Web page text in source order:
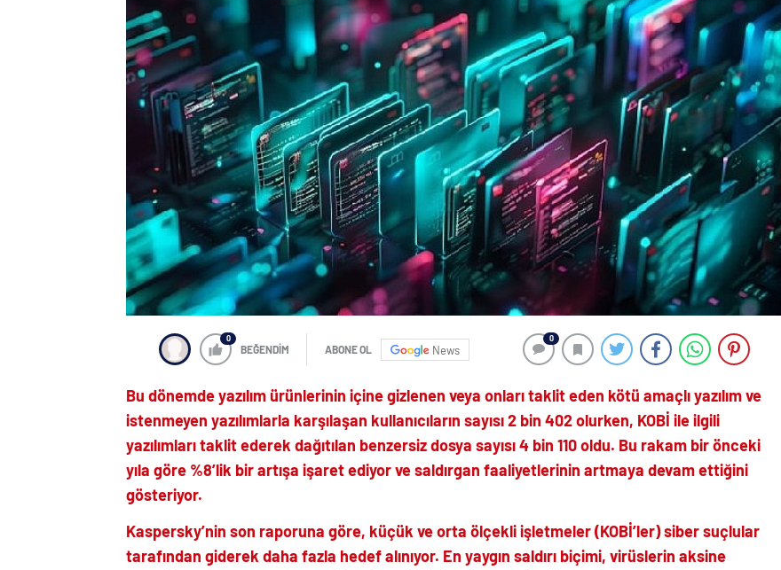
0
BEĞENDİM ABONE OL News
0
Bu dönemde yazılım ürünlerinin içine gizlenen veya onları taklit eden kötü amaçlı yazılım ve
istenmeyen yazılımlarla karşılaşan kullanıcıların sayısı 2 bin 402 olurken, KOBİ ile ilgili
yazılımları taklit ederek dağıtılan benzersiz dosya sayısı 4 bin 110 oldu. Bu rakam bir önceki
yıla göre %8’lik bir artışa işaret ediyor ve saldırgan faaliyetlerinin artmaya devam ettiğini
gösteriyor.
Kaspersky’nin son raporuna göre, küçük ve orta ölçekli işletmeler (KOBİ’ler) siber suçlular
tarafından giderek daha fazla hedef alınıyor. En yaygın saldırı biçimi, virüslerin aksine